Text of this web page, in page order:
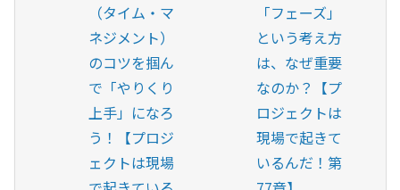
（タイム・マ
ネジメント）
のコツを掴ん
で「やりくり
上手」になろ
う！【プロジ
ェクトは現場
「フェーズ」
という考え方
は、なぜ重要
なのか？【プ
ロジェクトは
現場で起きて
いるんだ！第